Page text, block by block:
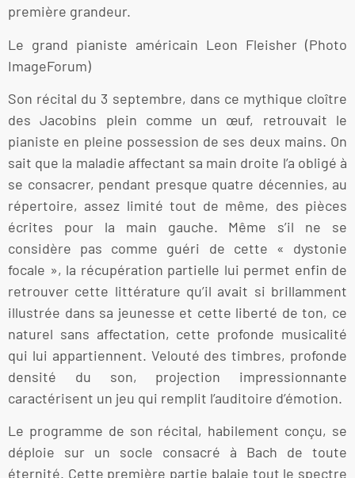
première grandeur.
Le grand pianiste américain Leon Fleisher (Photo
ImageForum)
Son récital du 3 septembre, dans ce mythique cloître
des Jacobins plein comme un œuf, retrouvait le
pianiste en pleine possession de ses deux mains. On
sait que la maladie affectant sa main droite l’a obligé à
se consacrer, pendant presque quatre décennies, au
répertoire, assez limité tout de même, des pièces
écrites pour la main gauche. Même s’il ne se
considère pas comme guéri de cette « dystonie
focale », la récupération partielle lui permet enfin de
retrouver cette littérature qu’il avait si brillamment
illustrée dans sa jeunesse et cette liberté de ton, ce
naturel sans affectation, cette profonde musicalité
qui lui appartiennent. Velouté des timbres, profonde
densité du son, projection impressionnante
caractérisent un jeu qui remplit l’auditoire d’émotion.
Le programme de son récital, habilement conçu, se
déploie sur un socle consacré à Bach de toute
éternité. Cette première partie balaie tout le spectre